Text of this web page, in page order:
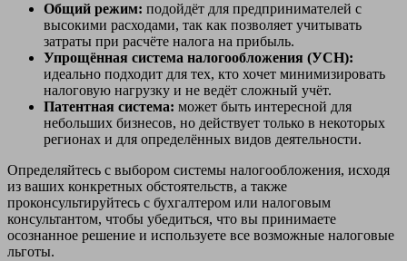
Общий режим: подойдёт для предпринимателей с
высокими расходами, так как позволяет учитывать
затраты при расчёте налога на прибыль.
Упрощённая система налогообложения (УСН):
идеально подходит для тех, кто хочет минимизировать
налоговую нагрузку и не ведёт сложный учёт.
Патентная система: может быть интересной для
небольших бизнесов, но действует только в некоторых
регионах и для определённых видов деятельности.
Определяйтесь с выбором системы налогообложения, исходя
из ваших конкретных обстоятельств, а также
проконсультируйтесь с бухгалтером или налоговым
консультантом, чтобы убедиться, что вы принимаете
осознанное решение и используете все возможные налоговые
льготы.